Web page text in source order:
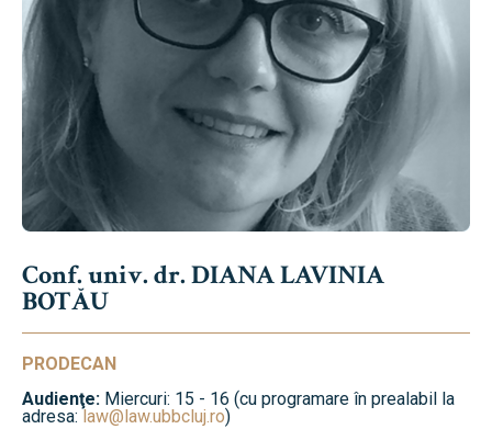
Conf. univ. dr. DIANA LAVINIA
BOTĂU
PRODECAN
Audienţe: Miercuri: 15 - 16 (cu programare în prealabil la
adresa: law@law.ubbcluj.ro)